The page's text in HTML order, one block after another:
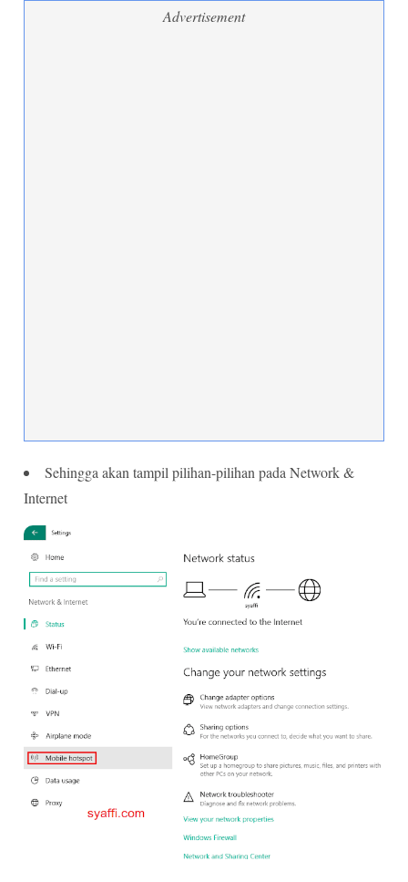
Advertisement
Sehingga akan tampil pilihan-pilihan pada Network &
Internet